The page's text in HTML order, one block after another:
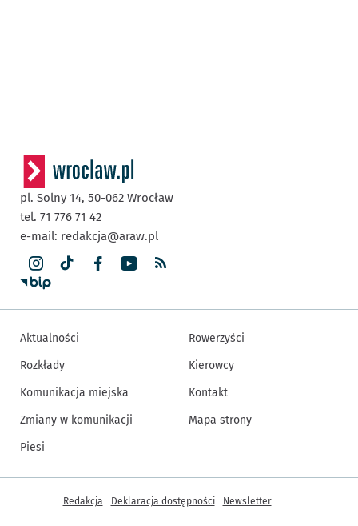
pl. Solny 14, 50-062 Wrocław
tel. 71 776 71 42
e-mail: redakcja@araw.pl
Aktualności
Rozkłady
Komunikacja miejska
Zmiany w komunikacji
Piesi
Rowerzyści
Kierowcy
Kontakt
Mapa strony
Inne informacje
Redakcja Deklaracja dostępności Newsletter